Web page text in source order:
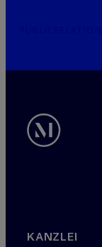
KANZLEI